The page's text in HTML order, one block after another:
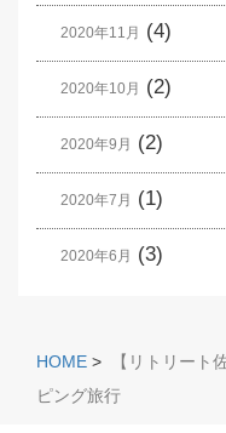
2020年11月 (4)
2020年10月 (2)
2020年9月 (2)
2020年7月 (1)
2020年6月 (3)
HOME >
【リトリート
ピング旅行